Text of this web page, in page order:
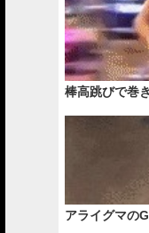
棒高跳びで巻
アライグマの